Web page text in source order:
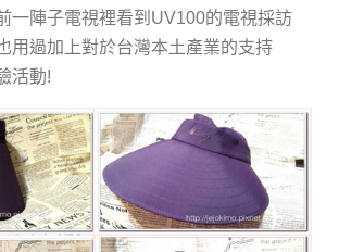
一陣子電視裡看到UV100的電視採訪
用過加上對於台灣本土產業的支持
活動!